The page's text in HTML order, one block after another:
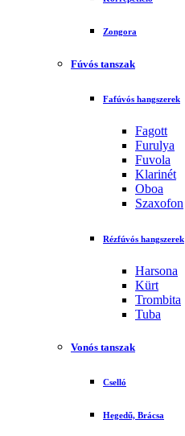
Zongora
Fúvós tanszak
Fafúvós hangszerek
Fagott
Furulya
Fuvola
Klarinét
Oboa
Szaxofon
Rézfúvós hangszerek
Harsona
Kürt
Trombita
Tuba
Vonós tanszak
Cselló
Hegedű, Brácsa